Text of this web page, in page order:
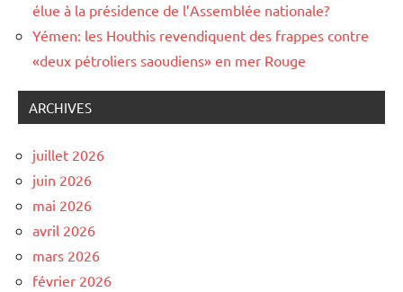
élue à la présidence de l’Assemblée nationale?
Yémen: les Houthis revendiquent des frappes contre
«deux pétroliers saoudiens» en mer Rouge
ARCHIVES
juillet 2026
juin 2026
mai 2026
avril 2026
mars 2026
février 2026